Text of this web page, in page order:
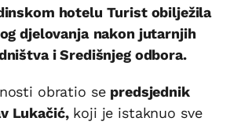
hotelu Turist obilježila
djelovanja nakon jutarnjih
i Središnjeg odbora.
obratio se predsjednik
Lukačić,koji je istaknuo sve